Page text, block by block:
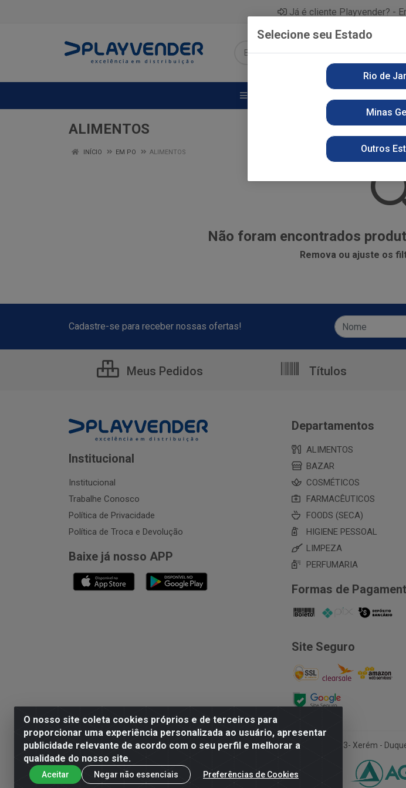
Já é cliente Playvender? -
ALIMENTOS
INÍCIO EM PO ALIMENTOS
Não foram encontrados
Remova ou ajuste os
O nosso site coleta cookies próprios e de terceiros para
proporcionar uma experiência personalizada ao usuário, apresentar
publicidade relevante de acordo com o seu perfil e melhorar a
qualidade do nosso site.
Aceitar Negar não essenciais Preferências de Cookies
Cadastre-se para receber nossas ofertas!
Meus Pedidos Títulos
Institucional
Institucional
Trabalhe Conosco
Política de Privacidade
Política de Troca e Devolução
Baixe já nosso APP
Departamentos
ALIMENTOS
BAZAR
COSMÉTICOS
FARMACÊUTICOS
FOODS (SECA)
HIGIENE PESSOAL
LIMPEZA
PERFUMARIA
Formas de
Site Seguro
Playvender Distribuidora - Avenida Ana Dantas, 183- Xerém -
Selecione seu Estado
Rio de
Minas
Outros